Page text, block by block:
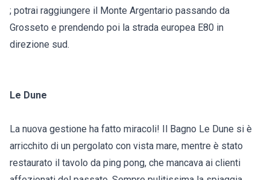
; potrai raggiungere il Monte Argentario passando da
Grosseto e prendendo poi la strada europea E80 in
direzione sud.
Le Dune
La nuova gestione ha fatto miracoli! Il Bagno Le Dune si è
arricchito di un pergolato con vista mare, mentre è stato
restaurato il tavolo da ping pong, che mancava ai clienti